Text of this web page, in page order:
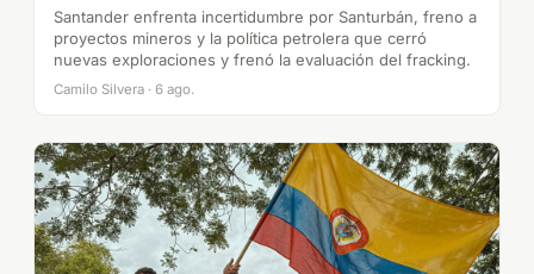
Santander enfrenta incertidumbre por Santurbán, freno a
proyectos mineros y la política petrolera que cerró
nuevas exploraciones y frenó la evaluación del fracking.
Camilo Silvera · 6 ago.